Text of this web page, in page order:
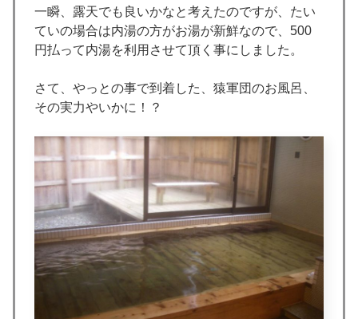
一瞬、露天でも良いかなと考えたのですが、たい
ていの場合は内湯の方がお湯が新鮮なので、500
円払って内湯を利用させて頂く事にしました。
さて、やっとの事で到着した、猿軍団のお風呂、
その実力やいかに！？